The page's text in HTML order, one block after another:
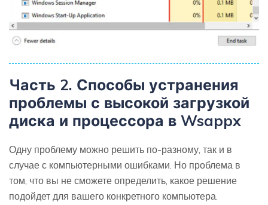
Часть 2. Способы устранения
проблемы с высокой загрузкой
диска и процессора в Wsappx
Одну проблему можно решить по-разному, так и в
случае с компьютерными ошибками. Но проблема в
том, что вы не сможете определить, какое решение
подойдет для вашего конкретного компьютера.